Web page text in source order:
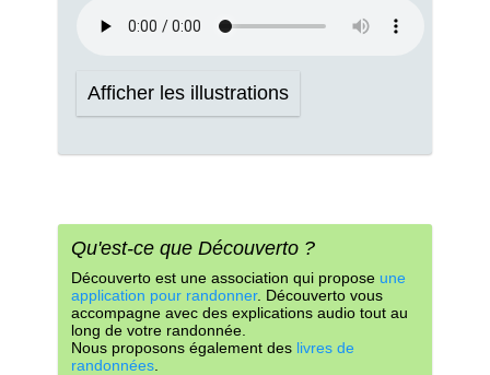
Afficher les illustrations
Qu'est-ce que Découverto ?
Découverto est une association qui propose une
application pour randonner. Découverto vous
accompagne avec des explications audio tout au
long de votre randonnée.
Nous proposons également des livres de
randonnées